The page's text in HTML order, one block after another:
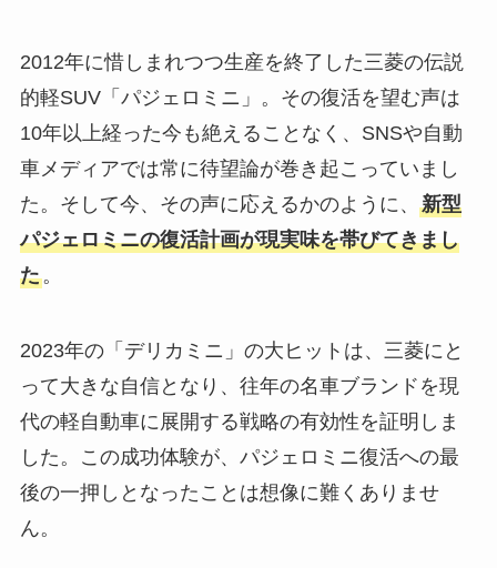
2012年に惜しまれつつ生産を終了した三菱の伝説
的軽SUV「パジェロミニ」。その復活を望む声は
10年以上経った今も絶えることなく、SNSや自動
車メディアでは常に待望論が巻き起こっていまし
た。そして今、その声に応えるかのように、 新型
パジェロミニの復活計画が現実味を帯びてきまし
た。
2023年の「デリカミニ」の大ヒットは、三菱にと
って大きな自信となり、往年の名車ブランドを現
代の軽自動車に展開する戦略の有効性を証明しま
した。この成功体験が、パジェロミニ復活への最
後の一押しとなったことは想像に難くありませ
ん。